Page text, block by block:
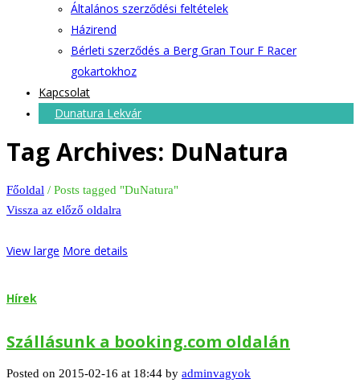
Általános szerződési feltételek
Házirend
Bérleti szerződés a Berg Gran Tour F Racer
gokartokhoz
Kapcsolat
Dunatura Lekvár
Tag Archives: DuNatura
Főoldal / Posts tagged "DuNatura"
Vissza az előző oldalra
View large More details
Hírek
Szállásunk a booking.com oldalán
Posted on 2015-02-16 at 18:44 by adminvagyok